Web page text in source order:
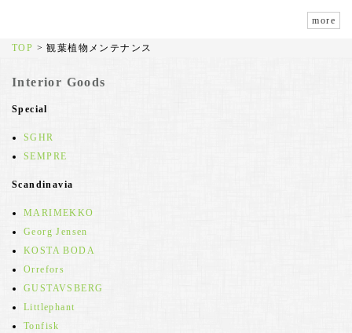
more
TOP >観葉植物メンテナンス
Interior Goods
Special
SGHR
SEMPRE
Scandinavia
MARIMEKKO
Georg Jensen
KOSTA BODA
Orrefors
GUSTAVSBERG
Littlephant
Tonfisk